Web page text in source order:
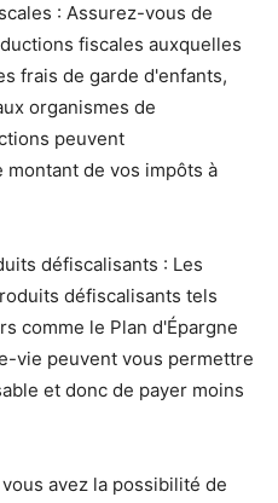
: Assurez-vous de
fiscales auxquelles
frais de garde d'enfants,
organismes de
peuvent
de vos impôts à
défiscalisants : Les
défiscalisants tels
comme le Plan d'Épargne
vie peuvent vous permettre
et donc de payer moins
avez la possibilité de